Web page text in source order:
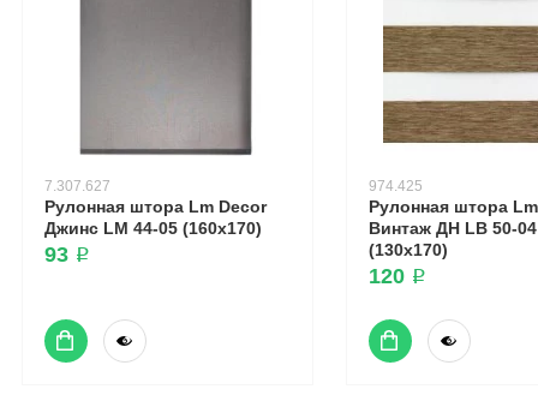
7.307.627
Рулонная штора Lm Decor
Джинс LM 44-05 (160x170)
93 ₽
974.425
Рулонная штора
Винтаж ДН LB 50-04
(130x170)
120 ₽